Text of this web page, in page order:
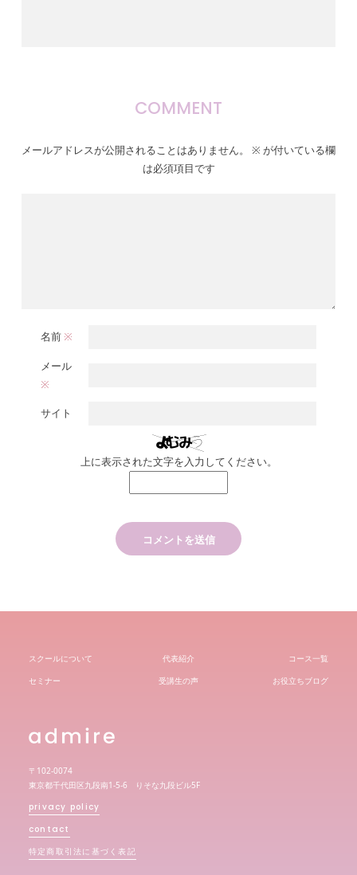
COMMENT
メールアドレスが公開されることはありません。 ※ が付いている欄
は必須項目です
名前 ※
メール
※
サイト
上に表示された文字を入力してください。
スクールについて 代表紹介
コース一覧
セミナー
受講生の声 お役立ちブログ
〒102-0074
東京都千代田区九段南1-5-6 りそな九段ビル5F
privacy policy
contact
特定商取引法に基づく表記